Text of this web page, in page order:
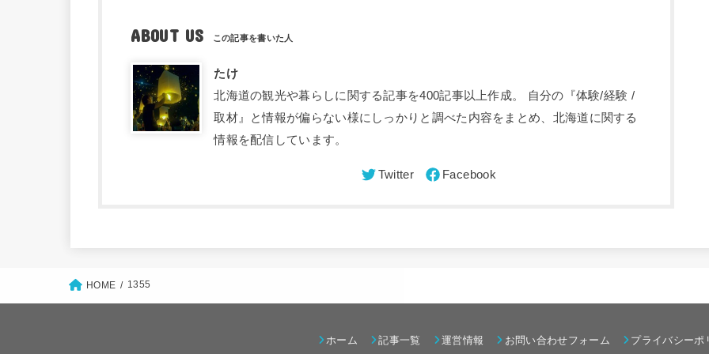
ABOUT US
たけ
北海道の観光や暮らしに関する記事を400記事以上作成。 自分の『体験/経験 /
取材』と情報が偏らない様にしっかりと調べた内容をまとめ、北海道に関する
情報を配信しています。
HOME 1355
ホーム 記事一覧 運営情報 お問い合わせフォーム プライバシーポ